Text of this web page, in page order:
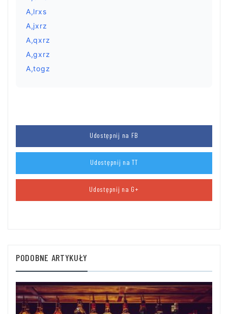
A,lrxs
A,jxrz
A,qxrz
A,gxrz
A,togz
Udostępnij na FB
Udostępnij na TT
Udostępnij na G+
PODOBNE ARTYKUŁY